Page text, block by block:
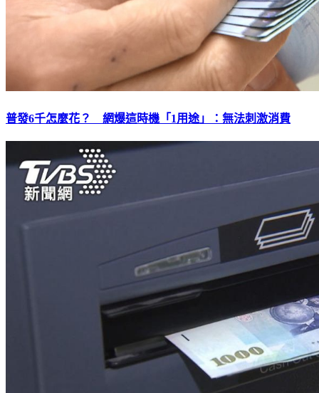
普發6千怎麼花？ 網爆這時機「1用途」：無法刺激消費